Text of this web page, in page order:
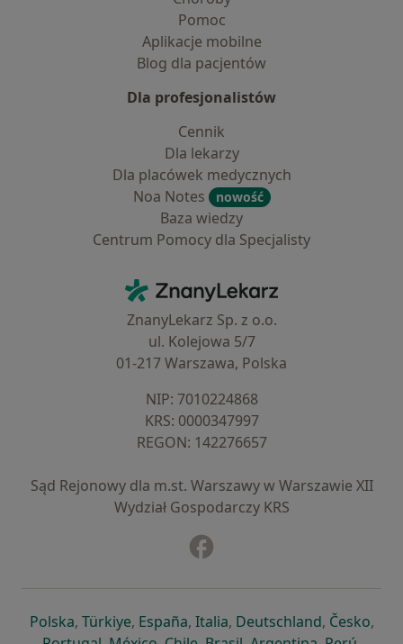
Pomoc
Aplikacje mobilne
Blog dla pacjentów
Dla profesjonalistów
Cennik
Dla lekarzy
Dla placówek medycznych
Noa Notes
nowość
Baza wiedzy
Centrum Pomocy dla Specjalisty
ZnanyLekarz - Strona główna
ZnanyLekarz Sp. z o.o.
ul. Kolejowa 5/7
01-217 Warszawa, Polska
NIP: ⁠7010224868
KRS: ⁠0000347997
REGON: ⁠142276657
Sąd Rejonowy dla m.st. Warszawy w Warszawie XII
Wydział Gospodarczy KRS
Polskaotwiera się w nowej karcie
, Türkiyeotwiera się w nowej karcie
, Españaotwiera się w nowej karcie
, Italiaotwiera się w nowej
, Deutschlandotwiera się
, Česko,